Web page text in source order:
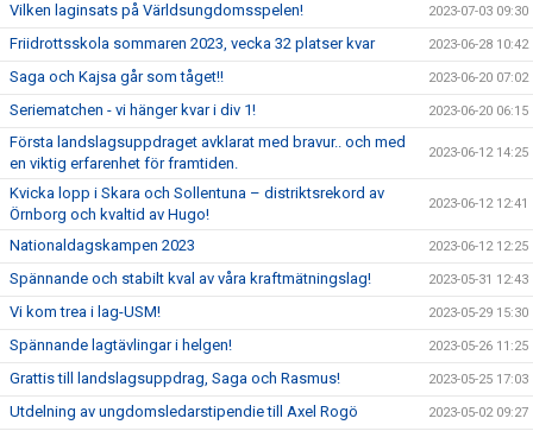
Vilken laginsats på Världsungdomsspelen! 2023-07-03 09:30
Friidrottsskola sommaren 2023, vecka 32 platser kvar 2023-06-28 10:42
Saga och Kajsa går som tåget!! 2023-06-20 07:02
Seriematchen - vi hänger kvar i div 1! 2023-06-20 06:15
Första landslagsuppdraget avklarat med bravur.. och med
en viktig erfarenhet för framtiden.
2023-06-12 14:25
Kvicka lopp i Skara och Sollentuna – distriktsrekord av
Örnborg och kvaltid av Hugo!
2023-06-12 12:41
Nationaldagskampen 2023 2023-06-12 12:25
Spännande och stabilt kval av våra kraftmätningslag! 2023-05-31 12:43
Vi kom trea i lag-USM! 2023-05-29 15:30
Spännande lagtävlingar i helgen! 2023-05-26 11:25
Grattis till landslagsuppdrag, Saga och Rasmus! 2023-05-25 17:03
Utdelning av ungdomsledarstipendie till Axel Rogö 2023-05-02 09:27